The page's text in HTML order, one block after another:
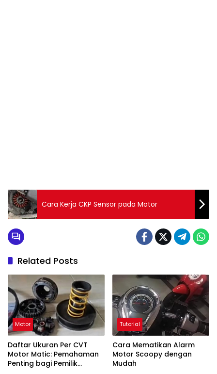
Cara Kerja CKP Sensor pada Motor
Related Posts
Motor
Daftar Ukuran Per CVT
Motor Matic: Pemahaman
Penting bagi Pemilik
Tutorial
Cara Mematikan Alarm
Motor Scoopy dengan
Mudah